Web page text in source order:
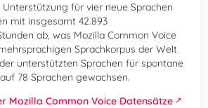
für vier neue Sprachen
mit insgesamt 42.893
ab, was Mozilla Common Voice
Sprachkorpus der Welt
unterstützten Sprachen für spontane
78 Sprachen gewachsen.
Mozilla Common Voice Datensätze